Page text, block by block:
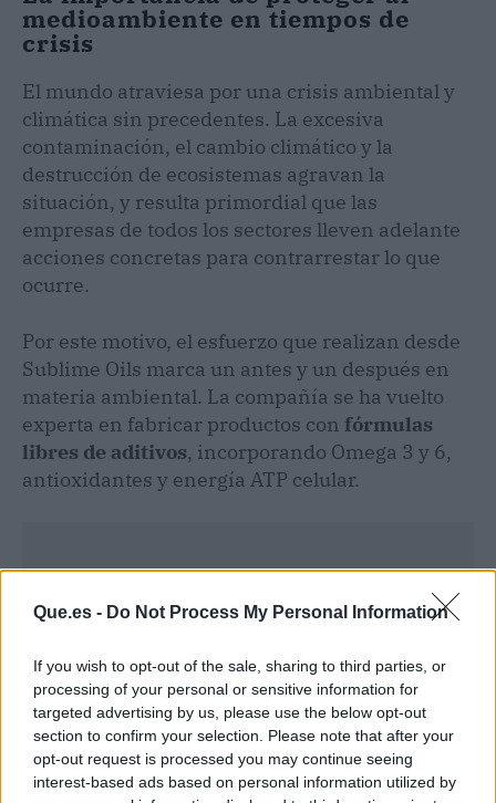
Que.es - Do Not Process My Personal Information
If you wish to opt-out of the sale, sharing to third parties, or
processing of your personal or sensitive information for
targeted advertising by us, please use the below opt-out
section to confirm your selection. Please note that after your
opt-out request is processed you may continue seeing
interest-based ads based on personal information utilized by
medioambiente en tiempos de
crisis
El mundo atraviesa por una crisis ambiental y
climática sin precedentes. La excesiva
contaminación, el cambio climático y la
destrucción de ecosistemas agravan la
situación, y resulta primordial que las
empresas de todos los sectores lleven adelante
acciones concretas para contrarrestar lo que
ocurre.
Por este motivo, el esfuerzo que realizan desde
Sublime Oils marca un antes y un después en
materia ambiental. La compañía se ha vuelto
experta en fabricar productos con fórmulas
libres de aditivos, incorporando Omega 3 y 6,
antioxidantes y energía ATP celular.